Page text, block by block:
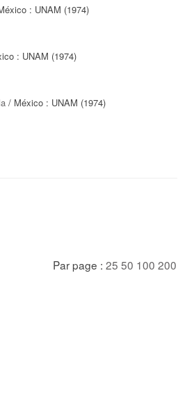
: UNAM (1974)
: UNAM (1974)
/ México : UNAM (1974)
Par page : 25 50 100 200